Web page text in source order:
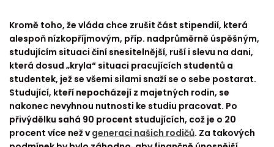
Kromě toho, že vláda chce zrušit část stipendií, která
alespoň nízkopříjmovým, příp. nadprůměrně úspěšným,
studujícím situaci činí snesitelnější, ruší i slevu na dani,
která dosud „kryla“ situaci pracujících studentů a
studentek, jež se všemi silami snaží se o sebe postarat.
Studující, kteří nepocházejí z majetných rodin, se
nakonec nevyhnou nutnosti ke studiu pracovat. Po
přivýdělku sahá 90 procent studujících, což je o 20
procent více než v generaci našich rodičů. Za takových